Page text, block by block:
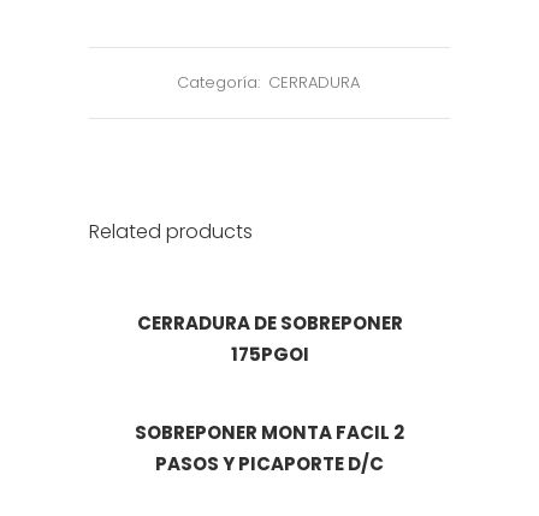
Categoría: CERRADURA
Related products
CERRADURA DE SOBREPONER
175PGOI
SOBREPONER MONTA FACIL 2
PASOS Y PICAPORTE D/C